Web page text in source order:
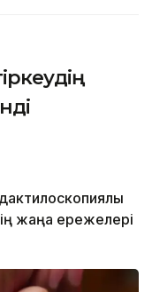
жаңа ережелері